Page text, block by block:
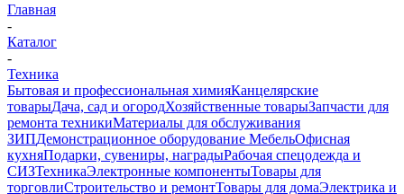
Главная
-
Каталог
-
Техника
Бытовая и профессиональная химияКанцелярские
товарыДача, сад и огородХозяйственные товарыЗапчасти для
ремонта техникиМатериалы для обслуживания
ЗИПДемонстрационное оборудование МебельОфисная
кухняПодарки, сувениры, наградыРабочая спецодежда и
СИЗТехникаЭлектронные компонентыТовары для
торговлиСтроительство и ремонтТовары для домаЭлектрика и